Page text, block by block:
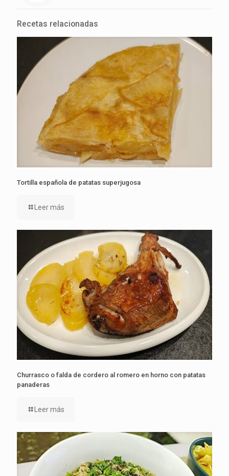
Recetas relacionadas
Tortilla española de patatas superjugosa
Leer más
Churrasco o falda de cordero al romero en horno con patatas
panaderas
Leer más